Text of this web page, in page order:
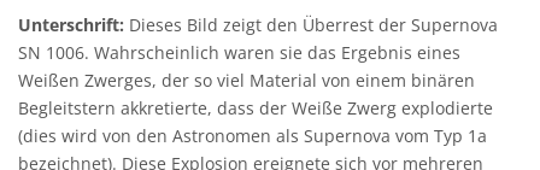
Unterschrift: Dieses Bild zeigt den Überrest der Supernova
SN 1006. Wahrscheinlich waren sie das Ergebnis eines
Weißen Zwerges, der so viel Material von einem binären
Begleitstern akkretierte, dass der Weiße Zwerg explodierte
(dies wird von den Astronomen als Supernova vom Typ 1a
bezeichnet). Diese Explosion ereignete sich vor mehreren